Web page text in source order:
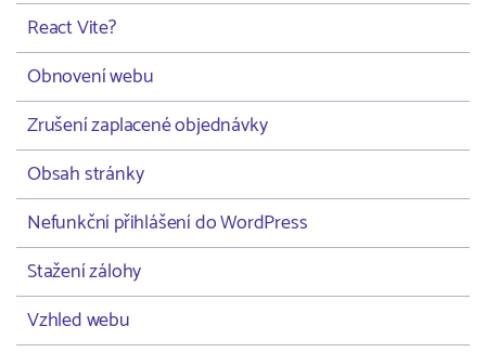
React Vite?
Obnovení webu
Zrušení zaplacené objednávky
Obsah stránky
Nefunkční přihlášení do WordPress
Stažení zálohy
Vzhled webu